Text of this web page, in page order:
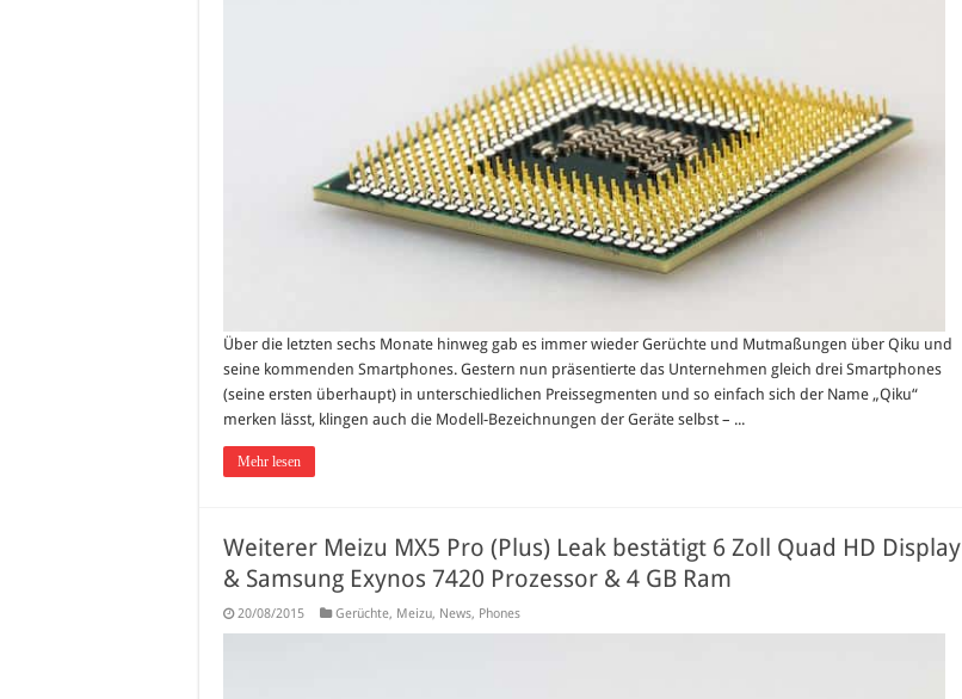
Über die letzten sechs Monate hinweg gab es immer wieder Gerüchte und Mutmaßungen über Qiku und
seine kommenden Smartphones. Gestern nun präsentierte das Unternehmen gleich drei Smartphones
(seine ersten überhaupt) in unterschiedlichen Preissegmenten und so einfach sich der Name „Qiku“
merken lässt, klingen auch die Modell-Bezeichnungen der Geräte selbst – ...
Mehr lesen
Weiterer Meizu MX5 Pro (Plus) Leak bestätigt 6 Zoll Quad HD Display
& Samsung Exynos 7420 Prozessor & 4 GB Ram
20/08/2015 Gerüchte, Meizu, News, Phones